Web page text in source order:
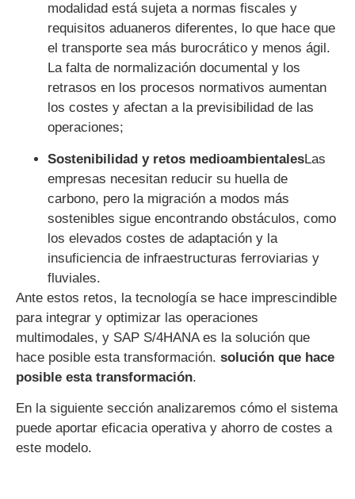
modalidad está sujeta a normas fiscales y
requisitos aduaneros diferentes, lo que hace que
el transporte sea más burocrático y menos ágil.
La falta de normalización documental y los
retrasos en los procesos normativos aumentan
los costes y afectan a la previsibilidad de las
operaciones;
Sostenibilidad y retos medioambientalesLas
empresas necesitan reducir su huella de
carbono, pero la migración a modos más
sostenibles sigue encontrando obstáculos, como
los elevados costes de adaptación y la
insuficiencia de infraestructuras ferroviarias y
fluviales.
Ante estos retos, la tecnología se hace imprescindible
para integrar y optimizar las operaciones
multimodales, y SAP S/4HANA es la solución que
hace posible esta transformación. solución que hace
posible esta transformación.
En la siguiente sección analizaremos cómo el sistema
puede aportar eficacia operativa y ahorro de costes a
este modelo.